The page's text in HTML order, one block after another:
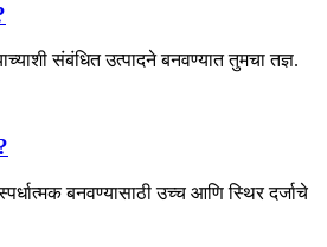
संबंधित उत्पादने बनवण्यात तुमचा तज्ञ.
बनवण्यासाठी उच्च आणि स्थिर दर्जाचे